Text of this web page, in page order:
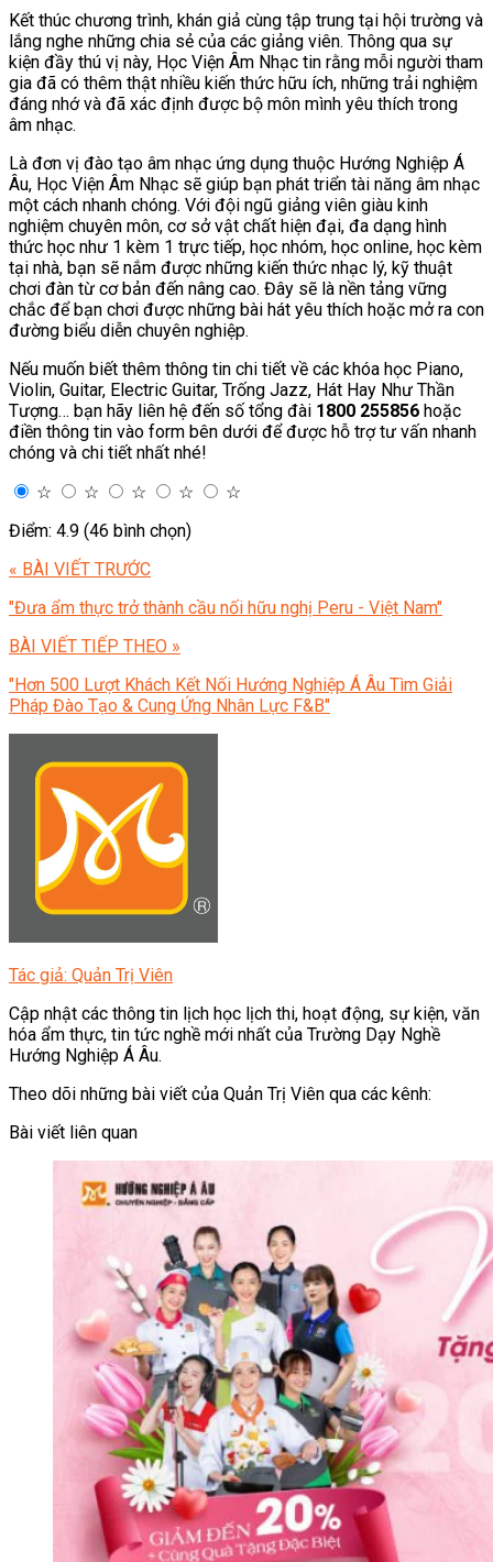
Kết thúc chương trình, khán giả cùng tập trung tại hội trường và
lắng nghe những chia sẻ của các giảng viên. Thông qua sự
kiện đầy thú vị này, Học Viện Âm Nhạc tin rằng mỗi người tham
gia đã có thêm thật nhiều kiến thức hữu ích, những trải nghiệm
đáng nhớ và đã xác định được bộ môn mình yêu thích trong
âm nhạc.
Là đơn vị đào tạo âm nhạc ứng dụng thuộc Hướng Nghiệp Á
Âu, Học Viện Âm Nhạc sẽ giúp bạn phát triển tài năng âm nhạc
một cách nhanh chóng. Với đội ngũ giảng viên giàu kinh
nghiệm chuyên môn, cơ sở vật chất hiện đại, đa dạng hình
thức học như 1 kèm 1 trực tiếp, học nhóm, học online, học kèm
tại nhà, bạn sẽ nắm được những kiến thức nhạc lý, kỹ thuật
chơi đàn từ cơ bản đến nâng cao. Đây sẽ là nền tảng vững
chắc để bạn chơi được những bài hát yêu thích hoặc mở ra con
đường biểu diễn chuyên nghiệp.
Nếu muốn biết thêm thông tin chi tiết về các khóa học Piano,
Violin, Guitar, Electric Guitar, Trống Jazz, Hát Hay Như Thần
Tượng… bạn hãy liên hệ đến số tổng đài 1800 255856 hoặc
điền thông tin vào form bên dưới để được hỗ trợ tư vấn nhanh
chóng và chi tiết nhất nhé!
☆
☆ ☆ ☆
☆
Điểm: 4.9 (46 bình chọn)
« BÀI VIẾT TRƯỚC
"Đưa ẩm thực trở thành cầu nối hữu nghị Peru - Việt Nam"
BÀI VIẾT TIẾP THEO »
"Hơn 500 Lượt Khách Kết Nối Hướng Nghiệp Á Âu Tìm Giải
Pháp Đào Tạo & Cung Ứng Nhân Lực F&B"
Tác giả: Quản Trị Viên
Cập nhật các thông tin lịch học lịch thi, hoạt động, sự kiện, văn
hóa ẩm thực, tin tức nghề mới nhất của Trường Dạy Nghề
Hướng Nghiệp Á Âu.
Theo dõi những bài viết của Quản Trị Viên qua các kênh:
Bài viết liên quan